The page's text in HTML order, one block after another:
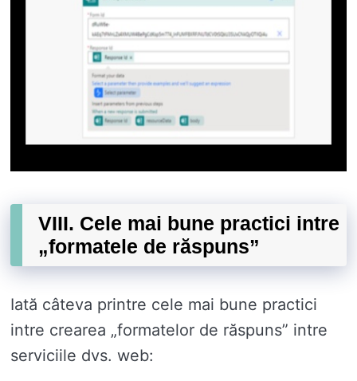
VIII. Cele mai bune practici intre
„formatele de răspuns”
Iată câteva printre cele mai bune practici
intre crearea „formatelor de răspuns” intre
serviciile dvs. web: